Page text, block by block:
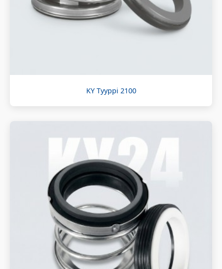
KY Tyyppi 2100